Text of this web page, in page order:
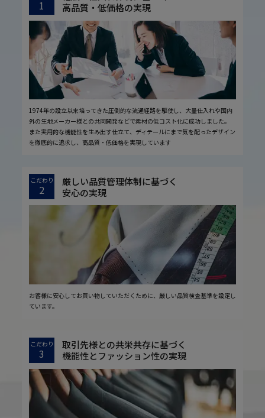
1
高品質・低価格の実現
1974年の設立以来培ってきた圧倒的な流通経路を駆使し、大量仕入れや国内
外の生地メーカー様との共同開発などで素材の低コスト化に成功しました。
また実用的な機能性を生み出す仕立て、ディテールにまで気を配ったデザイン
を徹底的に追求し、高品質・低価格を実現しています
こだわり
2
厳しい品質管理体制に基づく
安心の実現
お客様に安心してお買い物していただくために、厳しい品質検査基準を設定し
ています。
こだわり
3
取引先様との共栄共存に基づく
機能性とファッション性の実現